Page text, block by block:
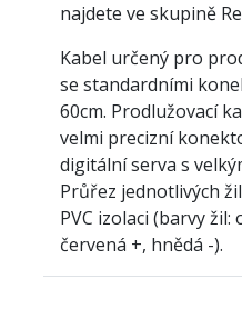
najdete ve skupině
Kabel určený pro
se standardními
60cm. Prodlužovací
velmi precizní
digitální serva s
Průřez jednotlivých
PVC izolaci (barvy
červená +, hnědá -).